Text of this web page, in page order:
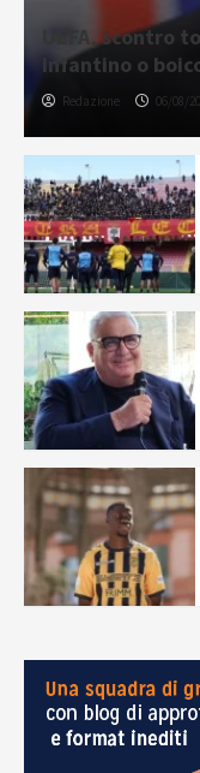
UEFA, scontro
Infantino o
Redazione 06/08/